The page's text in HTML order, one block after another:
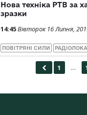
Нова техніка РТВ за
зразки
14:45Вівторок 16 Липня,
ПОВІТРЯНІ СИЛИ